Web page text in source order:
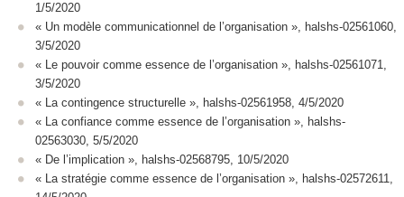
1/5/2020
« Un modèle communicationnel de l’organisation », halshs-02561060,
3/5/2020
« Le pouvoir comme essence de l’organisation », halshs-02561071,
3/5/2020
« La contingence structurelle », halshs-02561958, 4/5/2020
« La confiance comme essence de l’organisation », halshs-
02563030, 5/5/2020
« De l’implication », halshs-02568795, 10/5/2020
« La stratégie comme essence de l’organisation », halshs-02572611,